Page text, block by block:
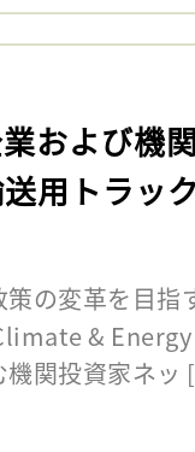
および機
用トラッ
の変革を目指
&
機関投資家ネ